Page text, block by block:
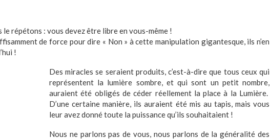
le répétons : vous devez être libre en vous-même !
de force pour dire « Non » à cettemanipulation gigantesque, ils n’en
!
Des miracles se seraient produits, c’est-à-dire que tous ceux qui
représentent la lumière sombre, et qui sont un petit nombre,
auraient été obligés de céder réellement la place à la Lumière.
D’une certaine manière, ils auraient été mis au tapis, mais vous
leur avez donné toute la puissance qu’ils souhaitaient !
Nous ne parlons pas de vous, nous parlons de la généralité des